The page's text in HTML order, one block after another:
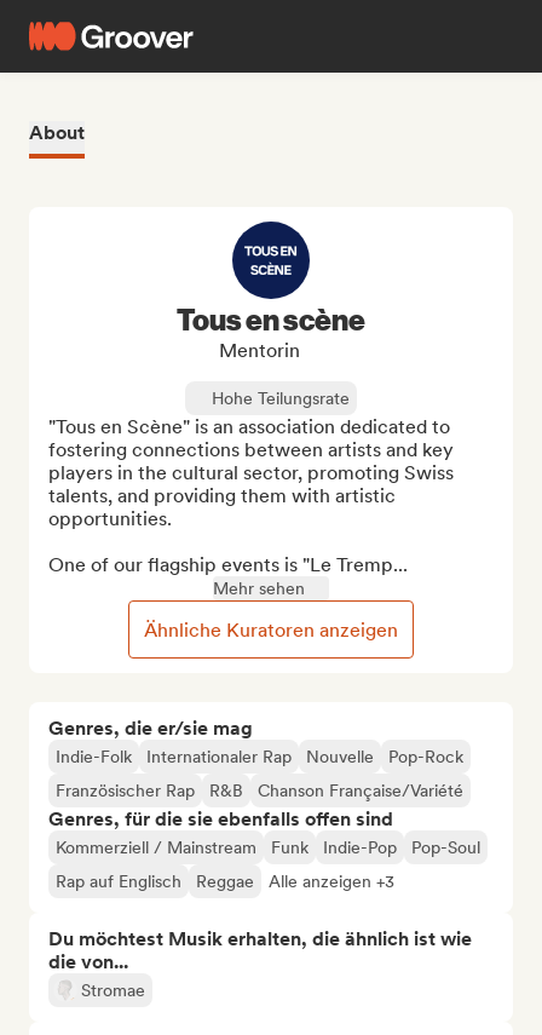
About
Genres, die er/sie mag
Indie-Folk Internationaler Rap Nouvelle
Pop-Rock
Französischer Rap
R&B Chanson Française/Variété
Genres, für die sie ebenfalls offen sind
Kommerziell / Mainstream Funk Indie-Pop
Pop-Soul
Rap auf Englisch
Reggae Alle anzeigen +3
Du möchtest Musik erhalten, die ähnlich ist wie
die von...
Stromae
Tous en scène
Mentorin
Hohe Teilungsrate
"Tous en Scène" is an association dedicated to
fostering connections between artists and key
players in the cultural sector, promoting Swiss
talents, and providing them with artistic
opportunities.
One of our flagship events is "Le Tremp...
Mehr sehen
Ähnliche Kuratoren anzeigen